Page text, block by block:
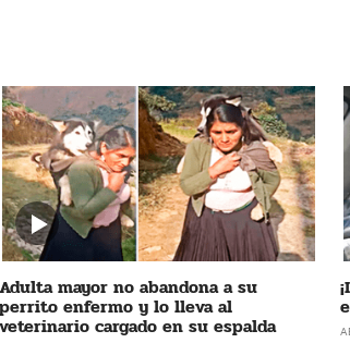
Adulta mayor no abandona a su
perrito enfermo y lo lleva al
veterinario cargado en su espalda